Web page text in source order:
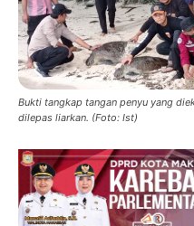
Bukti tangkap tangan penyu yang
dilepas liarkan. (Foto: Ist)